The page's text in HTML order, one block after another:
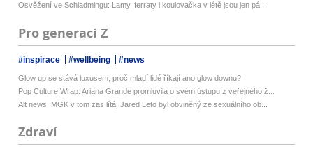
Osvěžení ve Schladmingu: Lamy, ferraty i koulovačka v létě jsou jen pá...
Pro generaci Z
#inspirace #wellbeing #news
Glow up se stává luxusem, proč mladí lidé říkají ano glow downu?
Pop Culture Wrap: Ariana Grande promluvila o svém ústupu z veřejného ž...
Alt news: MGK v tom zas lítá, Jared Leto byl obviněný ze sexuálního ob...
Zdraví